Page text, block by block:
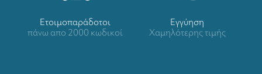
Ετοιμοπαράδοτοι
πάνω απο 2000 κωδικοί
Eγγύηση
Χαμηλότερης τιμής